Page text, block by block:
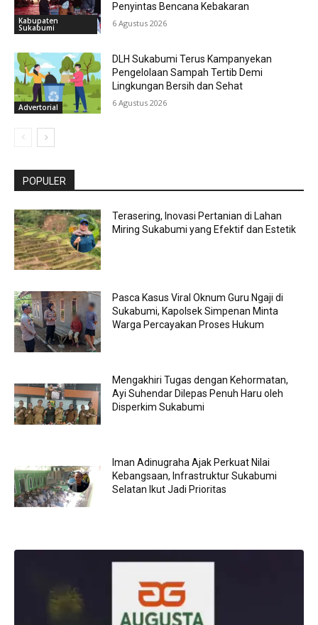
Kabupaten
Sukabumi
Penyintas Bencana Kebakaran
6 Agustus 2026
Advertorial
DLH Sukabumi Terus Kampanyekan
Pengelolaan Sampah Tertib Demi
Lingkungan Bersih dan Sehat
6 Agustus 2026
POPULER
Terasering, Inovasi Pertanian di Lahan
Miring Sukabumi yang Efektif dan Estetik
Pasca Kasus Viral Oknum Guru Ngaji di
Sukabumi, Kapolsek Simpenan Minta
Warga Percayakan Proses Hukum
Mengakhiri Tugas dengan Kehormatan,
Ayi Suhendar Dilepas Penuh Haru oleh
Disperkim Sukabumi
Iman Adinugraha Ajak Perkuat Nilai
Kebangsaan, Infrastruktur Sukabumi
Selatan Ikut Jadi Prioritas